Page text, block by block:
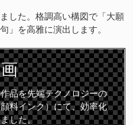
した。格調高い構図で「大願
」を高雅に演出します。
品を先端テクノロジーの
料インク）にて、効率化
した。